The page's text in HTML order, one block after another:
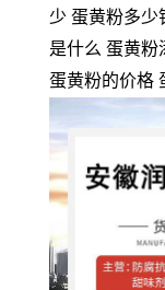
少 蛋黄粉多少
是什么 蛋黄粉
蛋黄粉的价格